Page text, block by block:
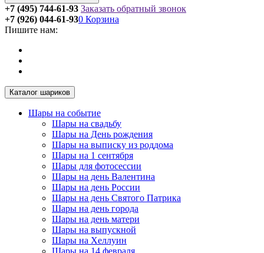
+7 (495) 744-61-93 Заказать обратный звонок
+7 (926) 044-61-93
Пишите нам:
0 Корзина
Каталог шариков
Шары на событие
Шары на свадьбу
Шары на День рождения
Шары на выписку из роддома
Шары на 1 сентября
Шары для фотосессии
Шары на день Валентина
Шары на день России
Шары на день Святого Патрика
Шары на день города
Шары на день матери
Шары на выпускной
Шары на Хеллуин
Шары на 14 февраля